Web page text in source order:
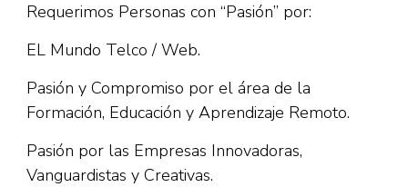
Requerimos Personas con “Pasión” por:
EL Mundo Telco / Web.
Pasión y Compromiso por el área de la
Formación, Educación y Aprendizaje Remoto.
Pasión por las Empresas Innovadoras,
Vanguardistas y Creativas.